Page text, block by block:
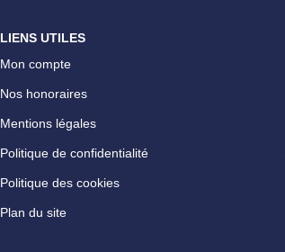
LIENS UTILES
Mon compte
Nos honoraires
Mentions légales
Politique de confidentialité
Politique des cookies
Plan du site